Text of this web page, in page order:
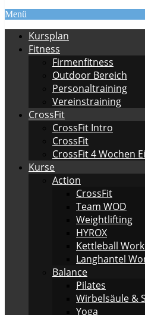
Menü
Kursplan
Fitness
Firmenfitness
Outdoor Bereich
Personaltraining
Vereinstraining
CrossFit
CrossFit Intro
CrossFit
CrossFit 4 Wochen
Kurse
Action
CrossFit
Team WOD
Weightlifting
HYROX
Kettleball
Langhantel
Balance
Pilates
Wirbelsäule &
Yoga